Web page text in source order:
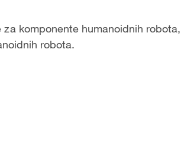
komponente humanoidnih robota,
robota.